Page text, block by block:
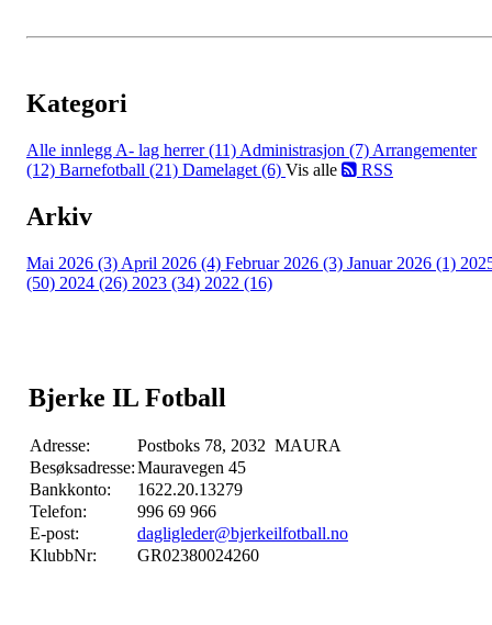
Kategori
Alle innlegg A- lag herrer (11) Administrasjon (7) Arrangementer
(12) Barnefotball (21) Damelaget (6) Vis alle RSS
Arkiv
Mai 2026 (3) April 2026 (4) Februar 2026 (3) Januar 2026 (1)
(50) 2024 (26) 2023 (34) 2022 (16)
Bjerke IL Fotball
Adresse:
Postboks 78, 2032 MAURA
Besøksadresse:Mauravegen 45
Bankkonto:
1622.20.13279
Telefon:
996 69 966
E-post:
dagligleder@bjerkeilfotball.no
KlubbNr:
GR02380024260